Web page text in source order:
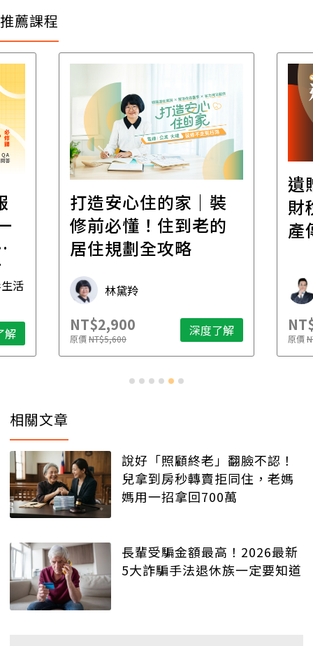
推薦課程
活
解
打造安心住的家｜裝
修前必懂！住到老的
居住規劃全攻略
林黛羚
NT$2,900
原價NT$5,600 深度了解
遺
財
產
原價
相關文章
說好「照顧終老」翻臉不認！
兒拿到房秒轉賣拒同住，老媽
媽用一招拿回700萬
長輩受騙金額最高！2026最新
5大詐騙手法退休族一定要知道